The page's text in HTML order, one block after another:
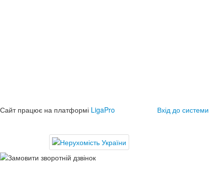
Сайт працює на платформі LigaPro Вхід до системи